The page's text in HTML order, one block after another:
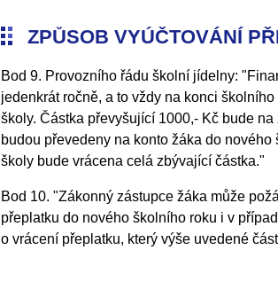
ZPŮSOB VYÚČTOVÁNÍ
Bod 9. Provozního řádu školní jídelny:
jedenkrát ročně, a to vždy na konci
školy. Částka převyšující 1000,- Kč bude
budou převedeny na konto žáka do
školy bude vrácena celá zbývající částka."
Bod 10. "Zákonný zástupce žáka může
přeplatku do nového školního roku i v
o vrácení přeplatku, který výše uvedené